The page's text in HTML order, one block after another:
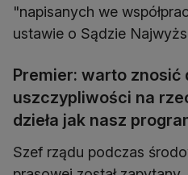
"napisanych we
ustawie o Sądzie
Premier: warto znosić
uszczypliwości na
dzieła jak nasz
Szef rządu podczas